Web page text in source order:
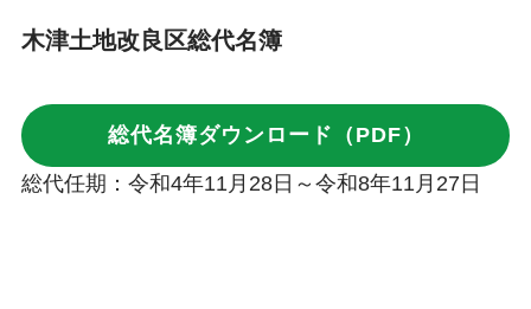
木津土地改良区総代名簿
総代名簿ダウンロード（PDF）
総代任期：令和4年11月28日～令和8年11月27日